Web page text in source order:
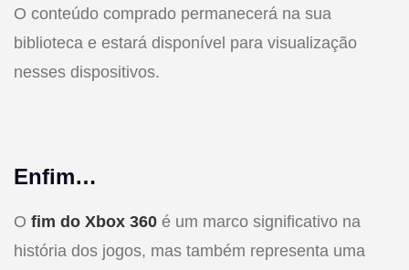
O conteúdo comprado permanecerá na sua
biblioteca e estará disponível para visualização
nesses dispositivos.
Enfim…
O fim do Xbox 360 é um marco significativo na
história dos jogos, mas também representa uma